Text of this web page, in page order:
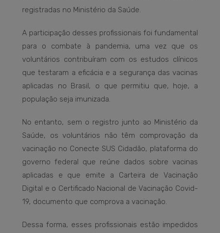
registradas no Ministério da Saúde.
A participação desses profissionais foi fundamental
para o combate à pandemia, uma vez que os
voluntários contribuíram com os estudos clínicos
que testaram a eficácia e a segurança das vacinas
aplicadas no Brasil, o que permitiu que, hoje, a
população seja imunizada.
No entanto, sem o registro junto ao Ministério da
Saúde, os voluntários não têm comprovação da
vacinação no Conecte SUS Cidadão, plataforma do
governo federal que reúne dados sobre vacinas
aplicadas e que emite a Carteira de Vacinação
Digital e o Certificado Nacional de Vacinação Covid-
19, documento que comprova a vacinação.
Dessa forma, esses profissionais estão impedidos